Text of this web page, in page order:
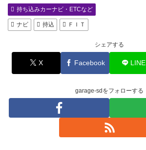
持ち込みカーナビ・ETCなど
ナビ 持込 ＦＩＴ
シェアする
X Facebook LINE
garage-sdをフォローする